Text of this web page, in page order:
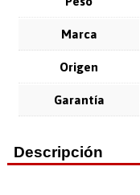
Marca
Origen
Garantía
Descripción